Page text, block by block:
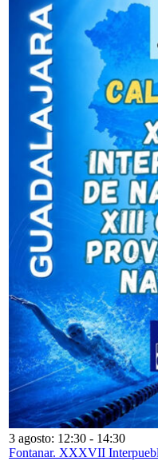
3 agosto: 12:30 - 14:30
Fontanar. XXXVII